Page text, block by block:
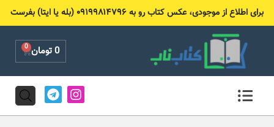
برای اطلاع از موجودی، عکس کتاب رو به ۰۹۱۹۹۸۱۴۷۹۶ (بله یا ایتا) بفرست
0تومان 0
Cart
I
n
s
T
e
l